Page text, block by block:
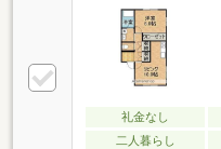
礼金なし
二人暮らし